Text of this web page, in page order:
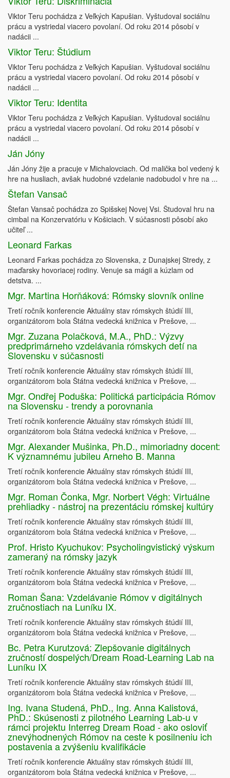
Viktor Teru pochádza z Veľkých Kapušian. Vyštudoval sociálnu
prácu a vystriedal viacero povolaní. Od roku 2014 pôsobí v
nadácii ...
Viktor Teru: Štúdium
Viktor Teru pochádza z Veľkých Kapušian. Vyštudoval sociálnu
prácu a vystriedal viacero povolaní. Od roku 2014 pôsobí v
nadácii ...
Viktor Teru: Identita
Viktor Teru pochádza z Veľkých Kapušian. Vyštudoval sociálnu
prácu a vystriedal viacero povolaní. Od roku 2014 pôsobí v
nadácii ...
Ján Jóny
Ján Jóny žije a pracuje v Michalovciach. Od malička bol vedený k
hre na husliach, avšak hudobné vzdelanie nadobudol v hre na ...
Štefan Vansač
Štefan Vansač pochádza zo Spišskej Novej Vsi. Študoval hru na
cimbal na Konzervatóriu v Košiciach. V súčasnosti pôsobí ako
učiteľ ...
Leonard Farkas
Leonard Farkas pochádza zo Slovenska, z Dunajskej Stredy, z
maďarsky hovoriacej rodiny. Venuje sa mágii a kúzlam od
detstva. ...
Mgr. Martina Horňáková: Rómsky slovník online
Tretí ročník konferencie Aktuálny stav rómskych štúdií III,
organizátorom bola Štátna vedecká knižnica v Prešove, ...
Mgr. Zuzana Polačková, M.A., PhD.: Výzvy
predprimárneho vzdelávania rómskych detí na
Slovensku v súčasnosti
Tretí ročník konferencie Aktuálny stav rómskych štúdií III,
organizátorom bola Štátna vedecká knižnica v Prešove, ...
Mgr. Ondřej Poduška: Politická participácia Rómov
na Slovensku - trendy a porovnania
Tretí ročník konferencie Aktuálny stav rómskych štúdií III,
organizátorom bola Štátna vedecká knižnica v Prešove, ...
Mgr. Alexander Mušinka, Ph.D., mimoriadny docent:
K významnému jubileu Arneho B. Manna
Tretí ročník konferencie Aktuálny stav rómskych štúdií III,
organizátorom bola Štátna vedecká knižnica v Prešove, ...
Mgr. Roman Čonka, Mgr. Norbert Végh: Virtuálne
prehliadky - nástroj na prezentáciu rómskej kultúry
Tretí ročník konferencie Aktuálny stav rómskych štúdií III,
organizátorom bola Štátna vedecká knižnica v Prešove, ...
Prof. Hristo Kyuchukov: Psycholingvistický výskum
zameraný na rómsky jazyk
Tretí ročník konferencie Aktuálny stav rómskych štúdií III,
organizátorom bola Štátna vedecká knižnica v Prešove, ...
Roman Šana: Vzdelávanie Rómov v digitálnych
zručnostiach na Luníku IX.
Tretí ročník konferencie Aktuálny stav rómskych štúdií III,
organizátorom bola Štátna vedecká knižnica v Prešove, ...
Bc. Petra Kurutzová: Zlepšovanie digitálnych
zručností dospelých/Dream Road-Learning Lab na
Luníku IX
Tretí ročník konferencie Aktuálny stav rómskych štúdií III,
organizátorom bola Štátna vedecká knižnica v Prešove, ...
Ing. Ivana Studená, PhD., Ing. Anna Kalistová,
PhD.: Skúsenosti z pilotného Learning Lab-u v
rámci projektu Interreg Dream Road - ako osloviť
znevýhodnených Rómov na ceste k posilneniu ich
postavenia a zvýšeniu kvalifikácie
Tretí ročník konferencie Aktuálny stav rómskych štúdií III,
organizátorom bola Štátna vedecká knižnica v Prešove, ...